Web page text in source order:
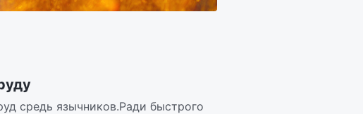
средь язычников.Ради быстрого